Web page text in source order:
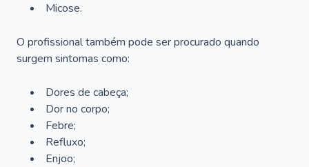
Micose.
O profissional também pode ser procurado quando
surgem sintomas como:
Dores de cabeça;
Dor no corpo;
Febre;
Refluxo;
Enjoo;